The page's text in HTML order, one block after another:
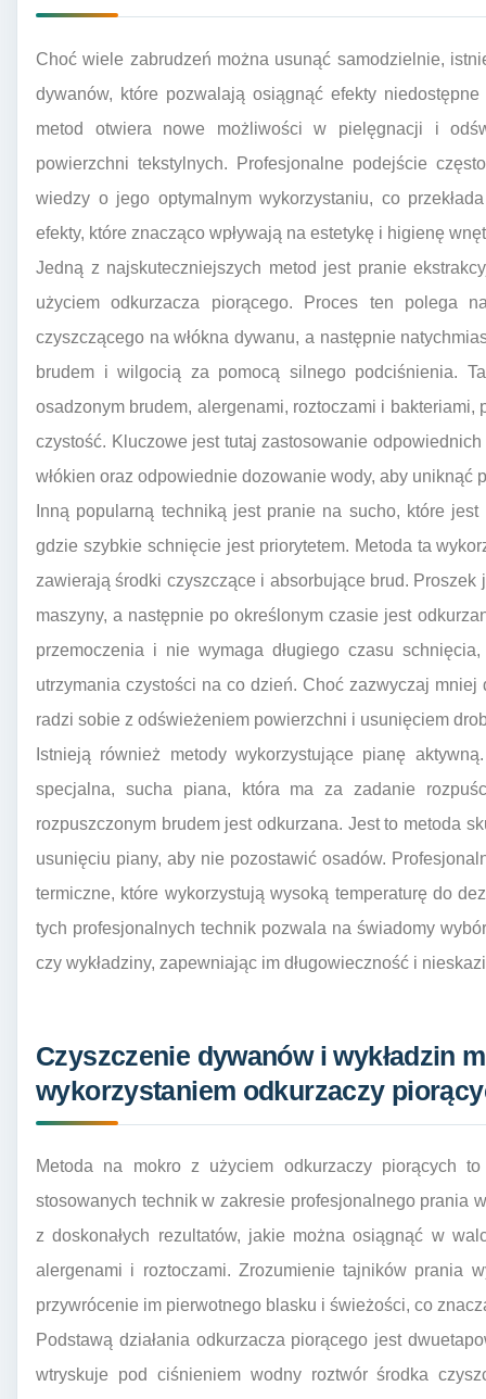
Choć wiele zabrudzeń można usunąć samodzielnie,
dywanów, które pozwalają osiągnąć efekty
metod otwiera nowe możliwości w pielęgnacji i
powierzchni tekstylnych. Profesjonalne podejście
wiedzy o jego optymalnym wykorzystaniu, co
efekty, które znacząco wpływają na estetykę i higienę
Jedną z najskuteczniejszych metod jest pranie
użyciem odkurzacza piorącego. Proces ten polega
czyszczącego na włókna dywanu, a następnie
brudem i wilgocią za pomocą silnego podciśnienia.
osadzonym brudem, alergenami, roztoczami i
czystość. Kluczowe jest tutaj zastosowanie
włókien oraz odpowiednie dozowanie wody, aby uniknąć
Inną popularną techniką jest pranie na sucho, które
gdzie szybkie schnięcie jest priorytetem. Metoda ta
zawierają środki czyszczące i absorbujące brud.
maszyny, a następnie po określonym czasie jest
przemoczenia i nie wymaga długiego czasu
utrzymania czystości na co dzień. Choć zazwyczaj
radzi sobie z odświeżeniem powierzchni i usunięciem
Istnieją również metody wykorzystujące pianę
specjalna, sucha piana, która ma za zadanie
rozpuszczonym brudem jest odkurzana. Jest to metoda
usunięciu piany, aby nie pozostawić osadów.
termiczne, które wykorzystują wysoką temperaturę do
tych profesjonalnych technik pozwala na świadomy
czy wykładziny, zapewniając im długowieczność i
Czyszczenie dywanów i wykładzin
wykorzystaniem odkurzaczy
Metoda na mokro z użyciem odkurzaczy piorących
stosowanych technik w zakresie profesjonalnego prania
z doskonałych rezultatów, jakie można osiągnąć w
alergenami i roztoczami. Zrozumienie tajników prania
przywrócenie im pierwotnego blasku i świeżości, co
Podstawą działania odkurzacza piorącego jest
wtryskuje pod ciśnieniem wodny roztwór środka